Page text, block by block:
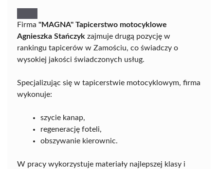
Firma "MAGNA" Tapicerstwo motocyklowe
Agnieszka Stańczyk zajmuje drugą pozycję w
rankingu tapicerów w Zamościu, co świadczy o
wysokiej jakości świadczonych usług.
Specjalizując się w tapicerstwie motocyklowym, firma
wykonuje:
szycie kanap,
regenerację foteli,
obszywanie kierownic.
W pracy wykorzystuje materiały najlepszej klasy i